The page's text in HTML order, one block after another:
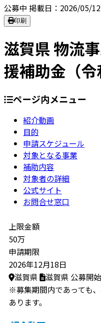
公募中 掲載日：2026/05/12
印刷
滋賀県 物流
援補助金（令
ページ内メニュー
紹介動画
目的
申請スケジュール
対象となる事業
補助内容
対象者の詳細
公式サイト
お問合せ窓口
上限金額
50万
申請期限
2026年12月18日
滋賀県
滋賀県 公募開
※募集期間内であっても
あります。